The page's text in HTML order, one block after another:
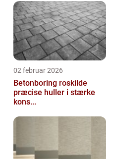
02 februar 2026
Betonboring roskilde
præcise huller i stærke
kons...